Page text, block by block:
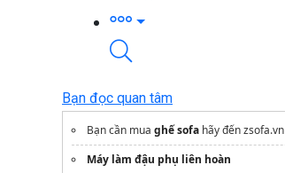
Bạn đọc quan tâm
Bạn cần mua ghế sofa hãy đến zsofa.vn
Máy làm đậu phụ liên hoàn